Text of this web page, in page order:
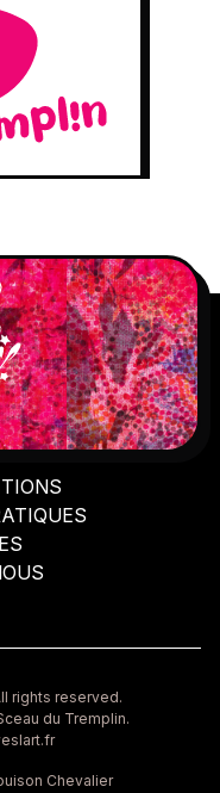
rights reserved.
du Tremplin.
Chevalier